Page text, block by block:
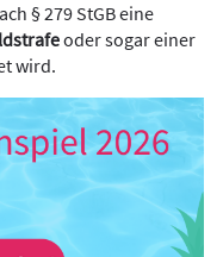
§ 279 StGB eine
oder sogar einer
wird.